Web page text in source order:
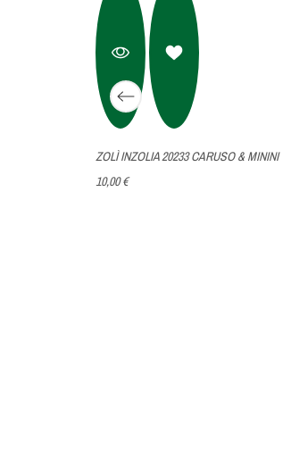
ZOLÌ INZOLIA 20233 CARUSO & MININI
10,00 €